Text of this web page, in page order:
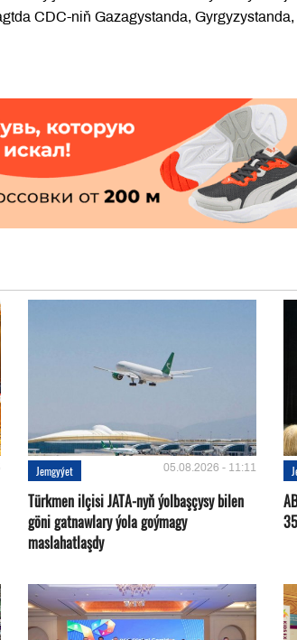
CDC-niň Gazagystanda,
Jemgyýet 05.08.2026 - 11:11
Türkmen ilçisi JATA-nyň ýolbaşçysy bilen
göni gatnawlary ýola goýmagy
maslahatlaşdy